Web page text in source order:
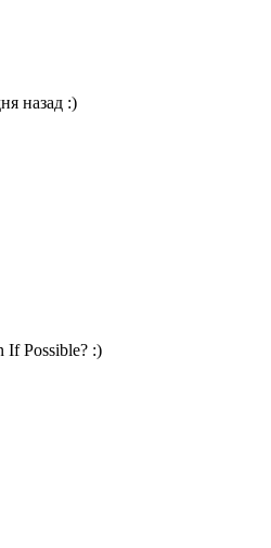
назад :)
If Possible? :)